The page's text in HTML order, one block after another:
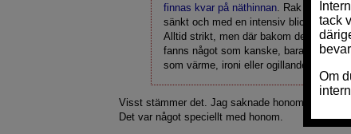
finnas kvar på näthinnan. Rak i ryggen,
sänkt och med en intensiv blick läste
Alltid strikt, men där bakom det
fanns något som kanske, bara kanske,
som värme, ironi eller ogillande.
Visst stämmer det. Jag saknade honom när han
Det var något speciellt med honom.